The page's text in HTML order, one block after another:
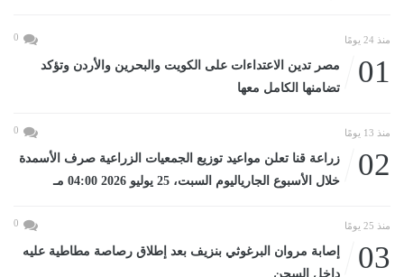
منذ 24 يومًا 0
01
مصر تدين الاعتداءات على الكويت والبحرين والأردن وتؤكد
تضامنها الكامل معها
منذ 13 يومًا 0
02
زراعة قنا تعلن مواعيد توزيع الجمعيات الزراعية صرف الأسمدة
خلال الأسبوع الجارياليوم السبت، 25 يوليو 2026 04:00 مـ
منذ 25 يومًا 0
03
إصابة مروان البرغوثي بنزيف بعد إطلاق رصاصة مطاطية عليه
داخل السجن